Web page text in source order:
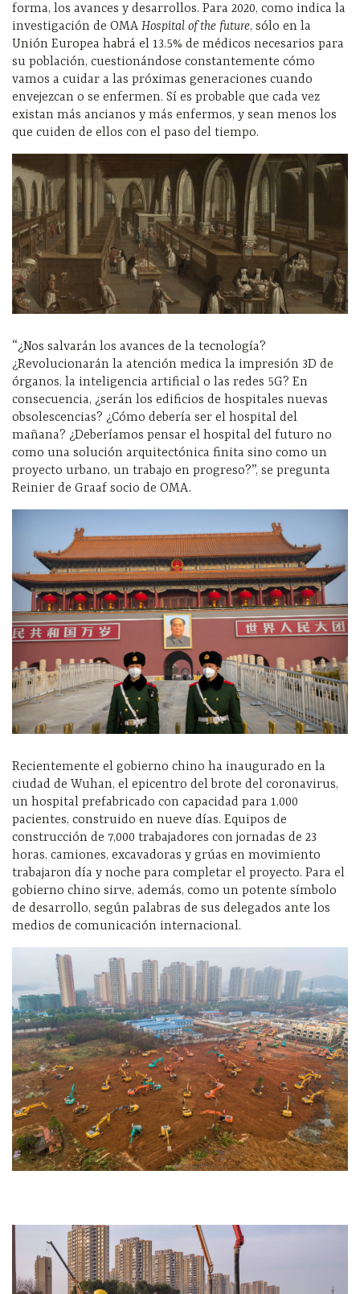
forma, los avances y desarrollos. Para 2020, como indica la
investigación de OMA Hospital of the future, sólo en la
Unión Europea habrá el 13.5% de médicos necesarios para
su población, cuestionándose constantemente cómo
vamos a cuidar a las próximas generaciones cuando
envejezcan o se enfermen. Sí es probable que cada vez
existan más ancianos y más enfermos, y sean menos los
que cuiden de ellos con el paso del tiempo.
“¿Nos salvarán los avances de la tecnología?
¿Revolucionarán la atención medica la impresión 3D de
órganos, la inteligencia artificial o las redes 5G? En
consecuencia, ¿serán los edificios de hospitales nuevas
obsolescencias? ¿Cómo debería ser el hospital del
mañana? ¿Deberíamos pensar el hospital del futuro no
como una solución arquitectónica finita sino como un
proyecto urbano, un trabajo en progreso?”, se pregunta
Reinier de Graaf socio de OMA.
Recientemente el gobierno chino ha inaugurado en la
ciudad de Wuhan, el epicentro del brote del coronavirus,
un hospital prefabricado con capacidad para 1,000
pacientes, construido en nueve días. Equipos de
construcción de 7,000 trabajadores con jornadas de 23
horas, camiones, excavadoras y grúas en movimiento
trabajaron día y noche para completar el proyecto. Para el
gobierno chino sirve, además, como un potente símbolo
de desarrollo, según palabras de sus delegados ante los
medios de comunicación internacional.